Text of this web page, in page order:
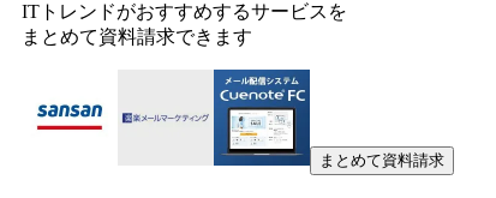
ITトレンドがおすすめするサービスを
まとめて資料請求できます
まとめて資料請求